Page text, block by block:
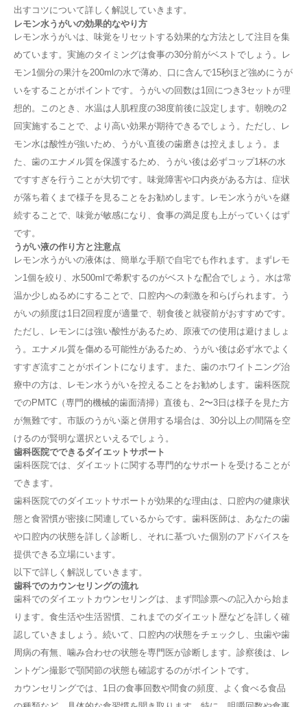
出すコツについて詳しく解説していきます。
レモン水うがいの効果的なやり方
レモン水うがいは、味覚をリセットする効果的な方法として注目を集
めています。実施のタイミングは食事の30分前がベストでしょう。レ
モン1個分の果汁を200mlの水で薄め、口に含んで15秒ほど強めにうが
いをすることがポイントです。うがいの回数は1回につき3セットが理
想的。このとき、水温は人肌程度の38度前後に設定します。朝晩の2
回実施することで、より高い効果が期待できるでしょう。ただし、レ
モン水は酸性が強いため、うがい直後の歯磨きは控えましょう。ま
た、歯のエナメル質を保護するため、うがい後は必ずコップ1杯の水
ですすぎを行うことが大切です。味覚障害や口内炎がある方は、症状
が落ち着くまで様子を見ることをお勧めします。レモン水うがいを継
続することで、味覚が敏感になり、食事の満足度も上がっていくはず
です。
うがい液の作り方と注意点
レモン水うがいの液体は、簡単な手順で自宅でも作れます。まずレモ
ン1個を絞り、水500mlで希釈するのがベストな配合でしょう。水は常
温か少しぬるめにすることで、口腔内への刺激を和らげられます。う
がいの頻度は1日2回程度が適量で、朝食後と就寝前がおすすめです。
ただし、レモンには強い酸性があるため、原液での使用は避けましょ
う。エナメル質を傷める可能性があるため、うがい後は必ず水でよく
すすぎ流すことがポイントになります。また、歯のホワイトニング治
療中の方は、レモン水うがいを控えることをお勧めします。歯科医院
でのPMTC（専門的機械的歯面清掃）直後も、2〜3日は様子を見た方
が無難です。市販のうがい薬と併用する場合は、30分以上の間隔を空
けるのが賢明な選択といえるでしょう。
歯科医院でできるダイエットサポート
歯科医院では、ダイエットに関する専門的なサポートを受けることが
できます。
歯科医院でのダイエットサポートが効果的な理由は、口腔内の健康状
態と食習慣が密接に関連しているからです。歯科医師は、あなたの歯
や口腔内の状態を詳しく診断し、それに基づいた個別のアドバイスを
提供できる立場にいます。
以下で詳しく解説していきます。
歯科でのカウンセリングの流れ
歯科でのダイエットカウンセリングは、まず問診票への記入から始ま
ります。食生活や生活習慣、これまでのダイエット歴などを詳しく確
認していきましょう。続いて、口腔内の状態をチェックし、虫歯や歯
周病の有無、噛み合わせの状態を専門医が診断します。診察後は、レ
ントゲン撮影で顎関節の状態も確認するのがポイントです。
カウンセリングでは、1日の食事回数や間食の頻度、よく食べる食品
噛むだけで痩せる！歯科医が勧める簡単ダイエット
噛むことで得られるダイエット効果とは
なぜ歯科医が噛むことを推奨するのか
肥満を防ぐ『デブ味覚』の正体と改善法
『デブ味覚』が肥満を招く理由
歯科でのアプローチで味覚を改善
レモン水うがいで味覚をリセット！歯科医が教える方
レモン水うがいの効果的なやり方
うがい液の作り方と注意点
歯科医院でできるダイエットサポート
歯の健康とダイエットの関連性
ダイエットと歯科に関するよくある質問
ダイエット中に歯を健康に保つ方法
歯科医が推奨するダイエット食品とは
まとめ：噛むだけでダイエット効果アップ！